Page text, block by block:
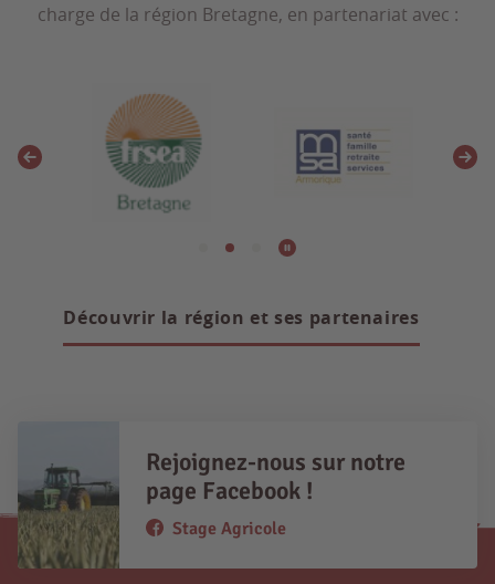
charge de la région Bretagne, en partenariat avec :
Découvrir la région et ses partenaires
Rejoignez-nous sur notre
page Facebook !
Stage Agricole